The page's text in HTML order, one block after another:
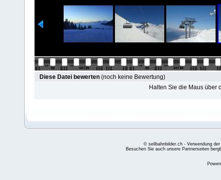
Diese Datei bewerten (noch keine Bewertung)
Halten Sie die Maus über
© seilbahnbilder.ch - Verwendung
Besuchen Sie auch unsere Partnerseiten